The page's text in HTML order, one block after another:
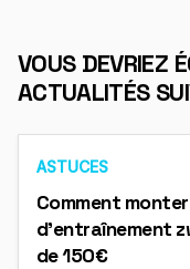
VOUS DEVRIEZ
ACTUALITÉS
ASTUCES
Comment
d'entraînement
de 150€